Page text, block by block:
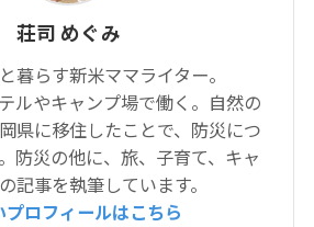
荘司 めぐみ
暮らす新米ママライター。
ルやキャンプ場で働く。自然の
県に移住したことで、防災につ
防災の他に、旅、子育て、キャ
記事を執筆しています。
プロフィールはこちら